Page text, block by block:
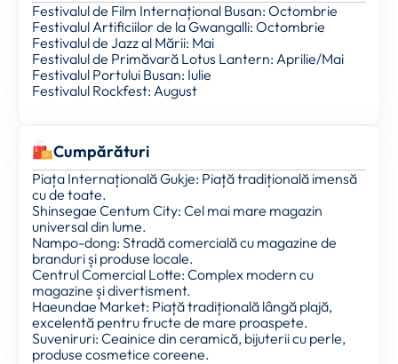
Festivalul de Film Internațional Busan: Octombrie
Festivalul Artificiilor de la Gwangalli: Octombrie
Festivalul de Jazz al Mării: Mai
Festivalul de Primăvară Lotus Lantern: Aprilie/Mai
Festivalul Portului Busan: Iulie
Festivalul Rockfest: August
Cumpărături
Piața Internațională Gukje: Piață tradițională imensă
cu de toate.
Shinsegae Centum City: Cel mai mare magazin
universal din lume.
Nampo-dong: Stradă comercială cu magazine de
branduri și produse locale.
Centrul Comercial Lotte: Complex modern cu
magazine și divertisment.
Haeundae Market: Piață tradițională lângă plajă,
excelentă pentru fructe de mare proaspete.
Suveniruri: Ceainice din ceramică, bijuterii cu perle,
produse cosmetice coreene.